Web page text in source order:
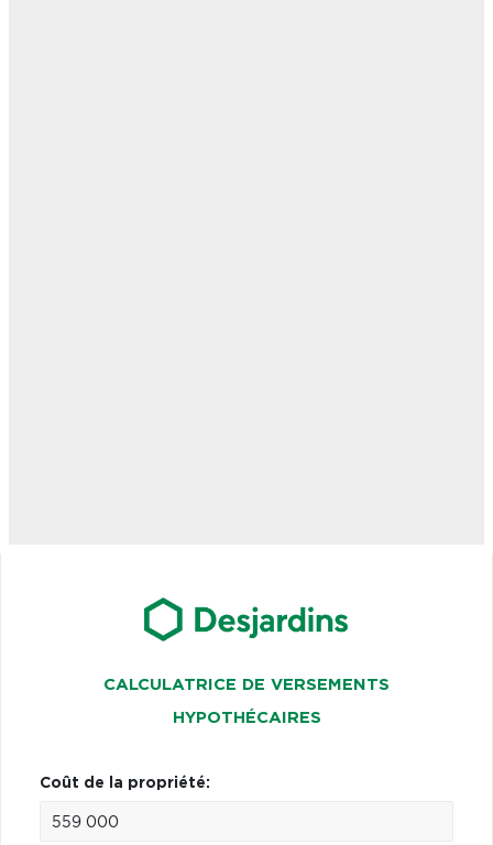
CALCULATRICE DE VERSEMENTS
HYPOTHÉCAIRES
Coût de la propriété: